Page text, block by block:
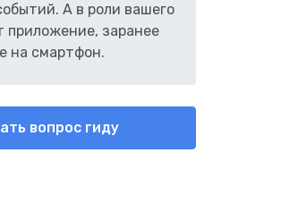
А в роли вашего
приложение, заранее
на смартфон.
вопрос гиду